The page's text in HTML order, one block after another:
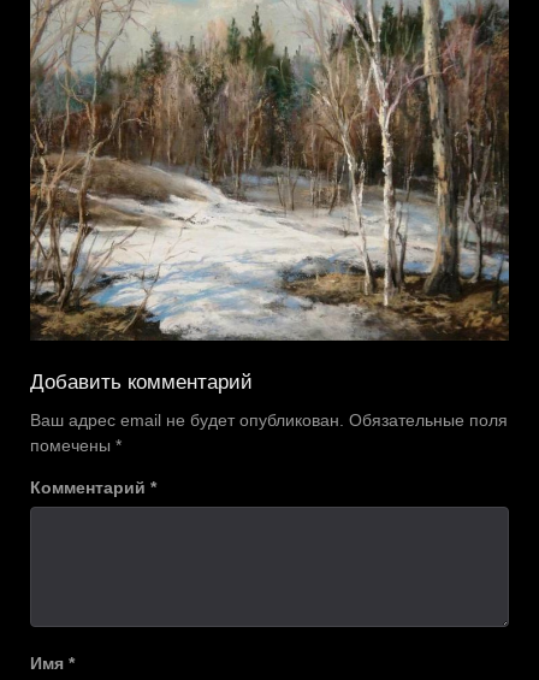
Добавить комментарий
Ваш адрес email не будет опубликован. Обязательные поля
помечены *
Комментарий *
Имя *